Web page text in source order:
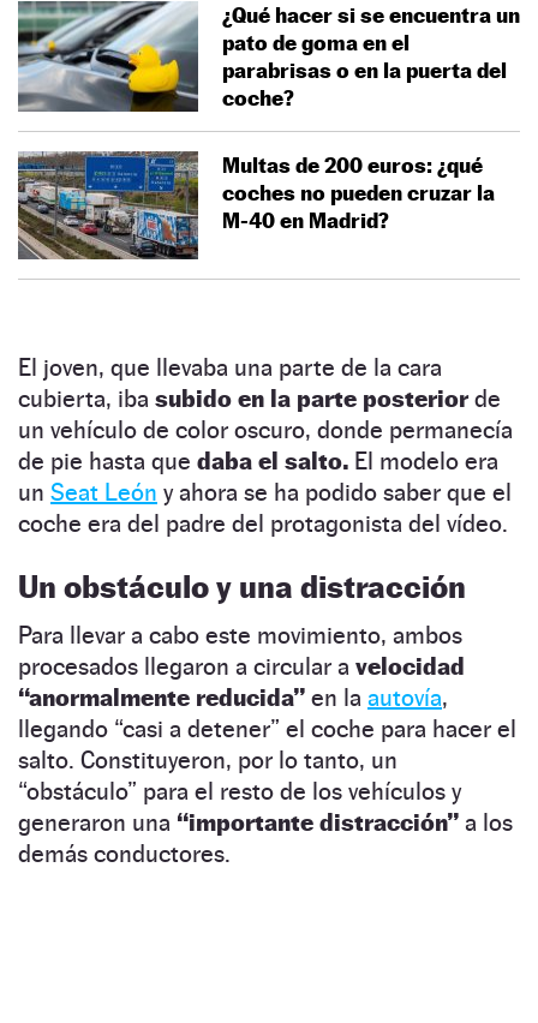
¿Qué hacer si se encuentra un
pato de goma en el
parabrisas o en la puerta del
coche?
Multas de 200 euros: ¿qué
coches no pueden cruzar la
M-40 en Madrid?
El joven, que llevaba una parte de la cara
cubierta, iba subido en la parte posteriorde
un vehículo de color oscuro, donde permanecía
de pie hasta que daba el salto. El modelo era
un Seat León y ahora se ha podido saber que el
coche era del padre del protagonista del vídeo.
Un obstáculo y una distracción
Para llevar a cabo este movimiento, ambos
procesados llegaron a circular a velocidad
“anormalmente reducida” en la autovía,
llegando “casi a detener” el coche para hacer el
salto. Constituyeron, por lo tanto, un
“obstáculo” para el resto de los vehículos y
generaron una “importante distracción” a los
demás conductores.